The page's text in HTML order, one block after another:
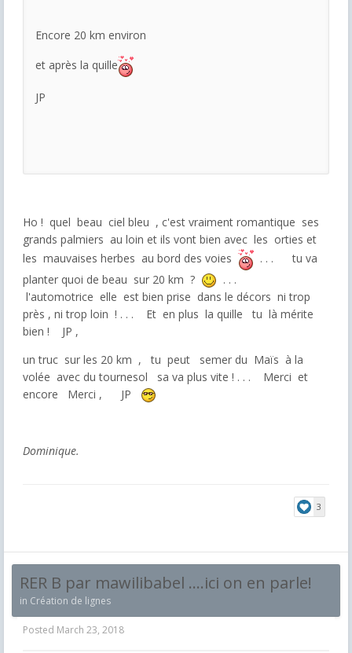
Encore 20 km environ
et après la quille
JP
Ho ! quel beau ciel bleu , c'est vraiment romantique ses
grands palmiers au loin et ils vont bien avec les orties et
les mauvaises herbes au bord des voies
. . . tu va
planter quoi de beau sur 20 km ?
. . .
l'automotrice elle est bien prise dans le décors ni trop
près , ni trop loin ! . . . Et en plus la quille tu là mérite
bien ! JP ,
un truc sur les 20 km , tu peut semer du Maïs à la
volée avec du tournesol sa va plus vite ! . . . Merci et
encore Merci , JP
Dominique.
3
RER B par mawilibabel ....ici on en parle!
in Création de lignes
Posted March 23, 2018